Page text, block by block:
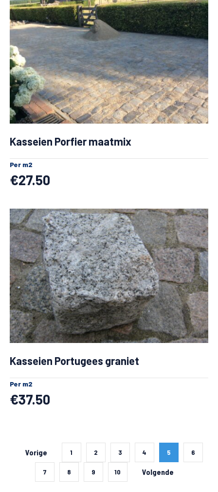
Kasseien Porfier maatmix
Per m2
€27.50
Kasseien Portugees graniet
Per m2
€37.50
Vorige 1 2 3 4 5 6
7 8 9 10 Volgende